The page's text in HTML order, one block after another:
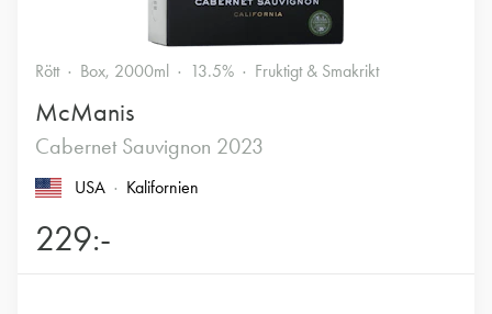
Rött Box, 2000ml 13.5% Fruktigt & Smakrikt
McManis
Cabernet Sauvignon 2023
USA Kalifornien
229:-